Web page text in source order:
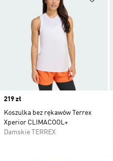
Price
219 zł
Koszulka bez rękawów Terrex
Xperior CLIMACOOL+
Damskie TERREX